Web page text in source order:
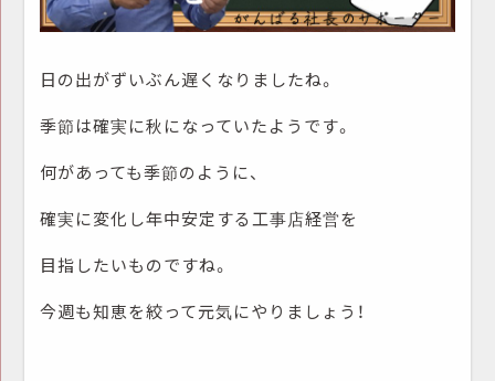
日の出がずいぶん遅くなりましたね。
季節は確実に秋になっていたようです。
何があっても季節のように、
確実に変化し年中安定する工事店経営を
目指したいものですね。
今週も知恵を絞って元気にやりましょう！